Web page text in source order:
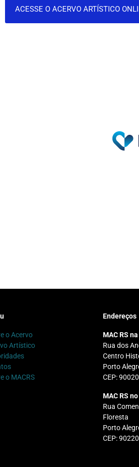
ACESSE O ACERVO ARTÍSTICO
o Acervo
Artístico
o MACRS
Endereços
MAC RS
Rua dos
Centro
Porto
CEP:
MAC RS
Rua
Floresta
Porto
CEP: